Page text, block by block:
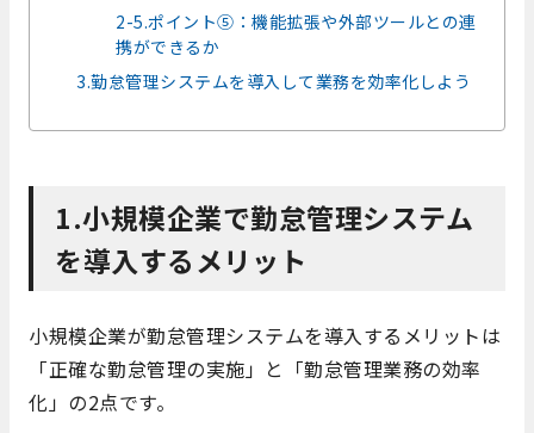
2-5.ポイント⑤：機能拡張や外部ツールとの連
携ができるか
3.勤怠管理システムを導入して業務を効率化しよう
1.小規模企業で勤怠管理システム
を導入するメリット
小規模企業が勤怠管理システムを導入するメリットは
「正確な勤怠管理の実施」と「勤怠管理業務の効率
化」の2点です。